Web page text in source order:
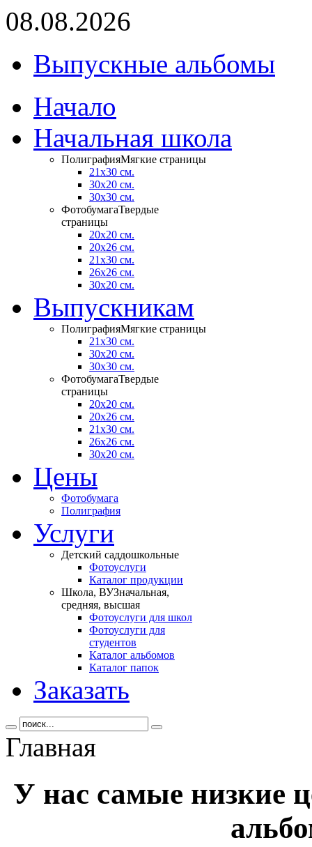
08.08.2026
Выпускные альбомы
Начало
Начальная школа
ПолиграфияМягкие страницы
21х30 см.
30x20 см.
30x30 см.
ФотобумагаТвердые
страницы
20x20 см.
20х26 см.
21x30 см.
26х26 см.
30х20 см.
Выпускникам
ПолиграфияМягкие страницы
21х30 см.
30x20 см.
30x30 см.
ФотобумагаТвердые
страницы
20x20 см.
20х26 см.
21x30 см.
26х26 см.
30х20 см.
Цены
Фотобумага
Полиграфия
Услуги
Детский саддошкольные
Фотоуслуги
Каталог продукции
Школа, ВУЗначальная,
средняя, высшая
Фотоуслуги для школ
Фотоуслуги для
студентов
Каталог альбомов
Каталог папок
Заказать
Главная
У нас самые низкие